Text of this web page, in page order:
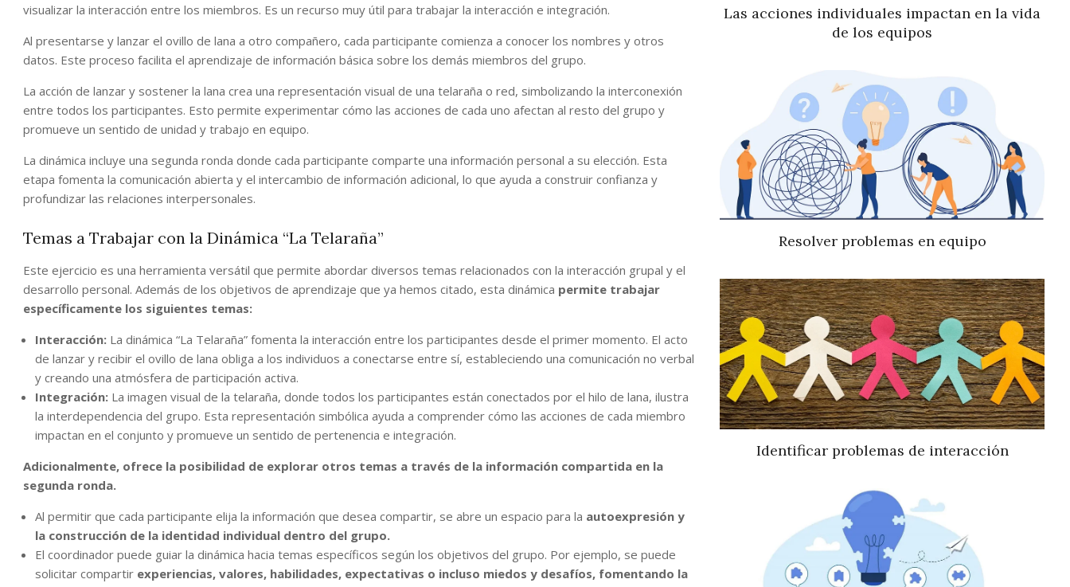
visualizar la interacción entre los miembros. Es un recurso muy útil para trabajar la interacción e integración.
Al presentarse y lanzar el ovillo de lana a otro compañero, cada participante comienza a conocer los nombres y otros
datos. Este proceso facilita el aprendizaje de información básica sobre los demás miembros del grupo.
La acción de lanzar y sostener la lana crea una representación visual de una telaraña o red, simbolizando la interconexión
entre todos los participantes. Esto permite experimentar cómo las acciones de cada uno afectan al resto del grupo y
promueve un sentido de unidad y trabajo en equipo.
La dinámica incluye una segunda ronda donde cada participante comparte una información personal a su elección. Esta
etapa fomenta la comunicación abierta y el intercambio de información adicional, lo que ayuda a construir confianza y
profundizar las relaciones interpersonales.
Temas a Trabajar con la Dinámica “La Telaraña”
Este ejercicio es una herramienta versátil que permite abordar diversos temas relacionados con la interacción grupal y el
desarrollo personal. Además de los objetivos de aprendizaje que ya hemos citado, esta dinámica permite trabajar
específicamente los siguientes temas:
Interacción: La dinámica “La Telaraña” fomenta la interacción entre los participantes desde el primer momento. El acto
de lanzar y recibir el ovillo de lana obliga a los individuos a conectarse entre sí, estableciendo una comunicación no verbal
y creando una atmósfera de participación activa.
Integración: La imagen visual de la telaraña, donde todos los participantes están conectados por el hilo de lana, ilustra
la interdependencia del grupo. Esta representación simbólica ayuda a comprender cómo las acciones de cada miembro
impactan en el conjunto y promueve un sentido de pertenencia e integración.
Adicionalmente, ofrece la posibilidad de explorar otros temas a través de la información compartida en la
segunda ronda.
Al permitir que cada participante elija la información que desea compartir, se abre un espacio para la autoexpresión y
la construcción de la identidad individual dentro del grupo.
El coordinador puede guiar la dinámica hacia temas específicos según los objetivos del grupo. Por ejemplo, se puede
solicitar compartir experiencias, valores, habilidades, expectativas o incluso miedos y desafíos, fomentando la
Las acciones individuales impactan en la vida
de los equipos
Resolver problemas en equipo
Identificar problemas de interacción